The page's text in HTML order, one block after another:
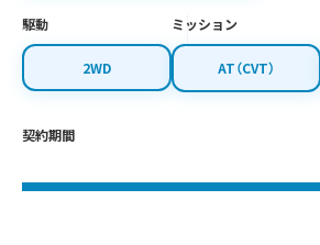
駆動
2WD
ミッション
AT（CVT）
契約期間